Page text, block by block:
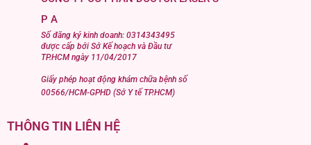
P A
Số đăng ký kinh doanh: 0314343495
được cấp bởi Sở Kế hoạch và Đầu tư
TP.HCM ngày 11/04/2017
Giấy phép hoạt động khám chữa bệnh số
00566/HCM-GPHD (Sở Y tế TP.HCM)
THÔNG TIN LIÊN HỆ